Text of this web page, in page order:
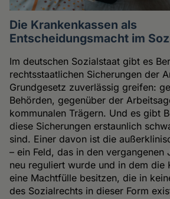
Die Krankenkassen als
Entscheidungsmacht im
Im deutschen Sozialstaat gibt es
rechtsstaatlichen Sicherungen der
Grundgesetz zuverlässig greifen:
Behörden, gegenüber der
kommunalen Trägern. Und es gibt
diese Sicherungen erstaunlich
sind. Einer davon ist die
– ein Feld, das in den vergangenen
neu reguliert wurde und in dem die
eine Machtfülle besitzen, die in
des Sozialrechts in dieser Form